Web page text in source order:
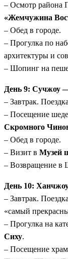
– Осмотр района
«Жемчужина
– Обед в городе.
– Прогулка по
архитектуры и
– Шопинг на
День 9: Сучжоу
– Завтрак.
– Посещение
Скромного
– Обед в городе.
– Визит в Музей
– Возвращение в
День 10:
– Завтрак.
«самый
– Прогулка на
Сиху.
– Посещение